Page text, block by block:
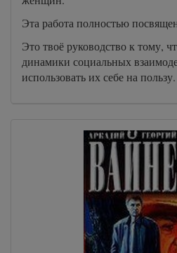
Эта работа полностью
Это твоё руководство к тому,
динамики социальных
использовать их себе на пользу.